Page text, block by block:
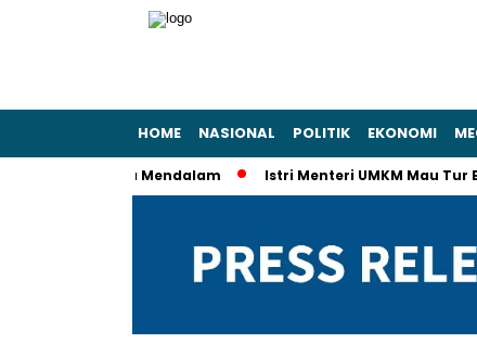
HOME NASIONAL POLITIK EKONOMI
Secara Mendalam Istri Menteri UMKM Mau Tur Eropa